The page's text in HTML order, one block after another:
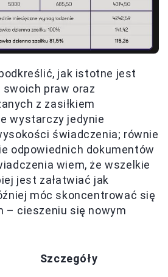
jak istotne jest
swoich praw oraz
z zasiłkiem
wystarczy jedynie
świadczenia; równie
odpowiednich dokumentów
wiem, że wszelkie
jest załatwiać jak
móc skoncentrować się
– cieszeniu się nowym
Szczegóły